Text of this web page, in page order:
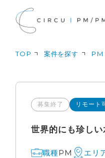
TOP 案件を探す PM
募集終了 リモート
世界的にも珍し
職種PM エリ